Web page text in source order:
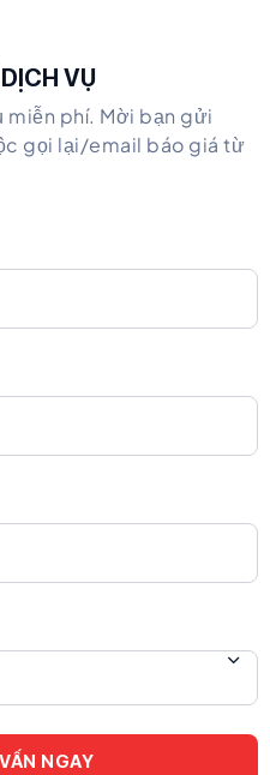
VỤ
miễn phí. Mời bạn gửi
gọi lại/email báo giá từ